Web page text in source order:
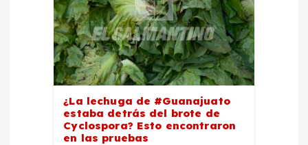
¿La lechuga de #Guanajuato
estaba detrás del brote de
Cyclospora? Esto encontraron
en las pruebas